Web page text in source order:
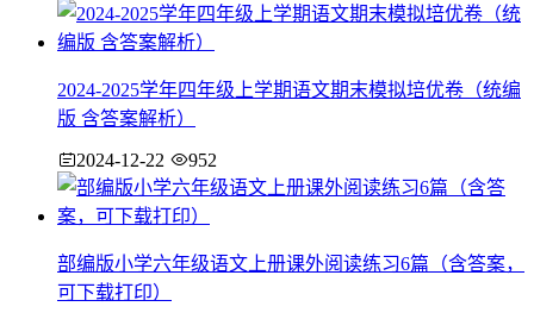
2024-2025学年四年级上学期语文期末模拟培优卷（统编
版 含答案解析）
2024-12-22 952
部编版小学六年级语文上册课外阅读练习6篇（含答案，
可下载打印）